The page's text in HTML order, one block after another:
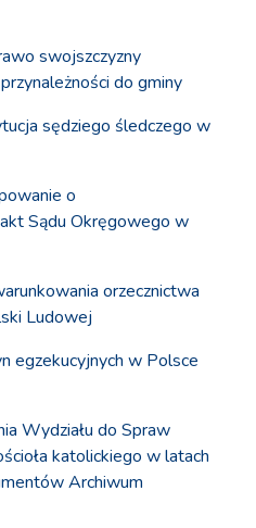
swojszczyzny
do gminy
sędziego śledczego w
o
Sądu Okręgowego w
orzecznictwa
Ludowej
egzekucyjnych w Polsce
Wydziału do Spraw
katolickiego w latach
Archiwum